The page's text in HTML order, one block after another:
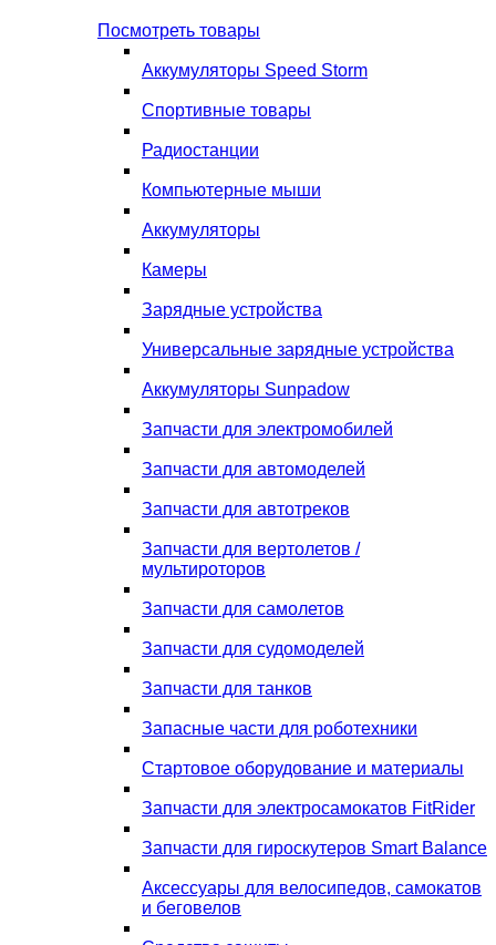
Посмотреть товары
Аккумуляторы Speed Storm
Спортивные товары
Радиостанции
Компьютерные мыши
Аккумуляторы
Камеры
Зарядные устройства
Универсальные зарядные устройства
Аккумуляторы Sunpadow
Запчасти для электромобилей
Запчасти для автомоделей
Запчасти для автотреков
Запчасти для вертолетов /
мультироторов
Запчасти для самолетов
Запчасти для судомоделей
Запчасти для танков
Запасные части для роботехники
Стартовое оборудование и материалы
Запчасти для электросамокатов FitRider
Запчасти для гироскутеров Smart Balance
Аксессуары для велосипедов, самокатов
и беговелов